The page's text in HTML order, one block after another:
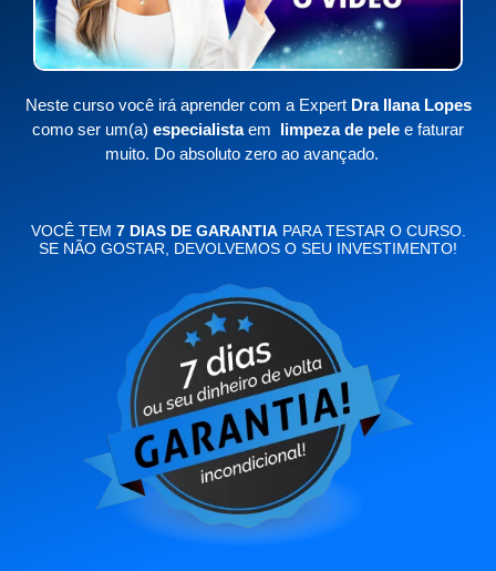
Neste curso você irá aprender com a Expert Dra Ilana Lopes
como ser um(a) especialistaem limpeza de pele e faturar
muito. Do absoluto zero ao avançado.
VOCÊ TEM 7 DIAS DE GARANTIAPARA TESTAR O CURSO.
SE NÃO GOSTAR, DEVOLVEMOS O SEU INVESTIMENTO!